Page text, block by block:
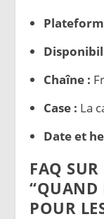
Chaîne :
Case : La
Date et
FAQ
“QUAND
POUR